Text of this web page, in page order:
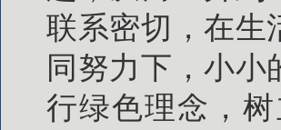
联系密切，在生
同努力下，小
行绿色理念，